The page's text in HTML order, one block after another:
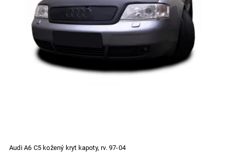
Audi A6 C5 kožený kryt kapoty, rv. 97-04